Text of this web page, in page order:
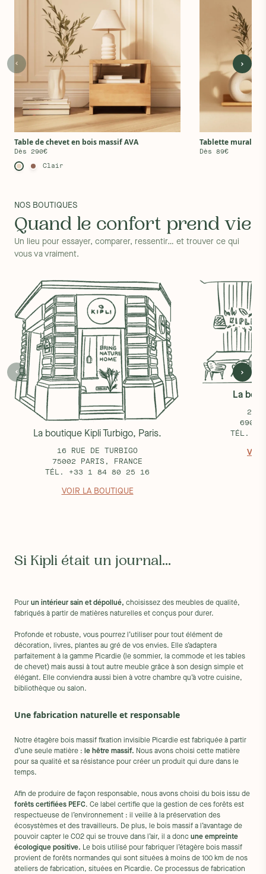
Table de chevet en bois massif AVA
Dès 290€
Clair
Tablette murale
Dès 89€
NOS BOUTIQUES
Quand le confort prend vie
Un lieu pour essayer, comparer, ressentir… et trouver ce qui
vous va vraiment.
La boutique Kipli Turbigo, Paris.
16 RUE DE TURBIGO
75002 PARIS, FRANCE
TÉL. +33 1 84 80 25 16
VOIR LA BOUTIQUE
La
25
69002
TÉL.
Si Kipli était un journal...
Pour un intérieur sain et dépollué, choisissez des meubles de qualité,
fabriqués à partir de matières naturelles et conçus pour durer.
Profonde et robuste, vous pourrez l’utiliser pour tout élément de
décoration, livres, plantes au gré de vos envies. Elle s’adaptera
parfaitement à la gamme Picardie (le sommier, la commode et les tables
de chevet) mais aussi à tout autre meuble grâce à son design simple et
élégant. Elle conviendra aussi bien à votre chambre qu’à votre cuisine,
bibliothèque ou salon.
Une fabrication naturelle et responsable
Notre étagère bois massif fixation invisible Picardie est fabriquée à partir
d’une seule matière : le hêtre massif. Nous avons choisi cette matière
pour sa qualité et sa résistance pour créer un produit qui dure dans le
temps.
Afin de produire de façon responsable, nous avons choisi du bois issu de
forêts certifiées PEFC. Ce label certifie que la gestion de ces forêts est
respectueuse de l’environnement : il veille à la préservation des
écosystèmes et des travailleurs. De plus, le bois massif a l’avantage de
pouvoir capter le CO2 qui se trouve dans l’air, il a donc une empreinte
écologique positive. Le bois utilisé pour fabriquer l’étagère bois massif
provient de forêts normandes qui sont situées à moins de 100 km de nos
ateliers de fabrication, situées en Picardie. Ce processus de fabrication